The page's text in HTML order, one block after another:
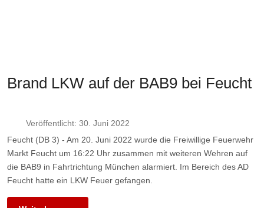
Brand LKW auf der BAB9 bei Feucht
Veröffentlicht: 30. Juni 2022
Feucht (DB 3) - Am 20. Juni 2022 wurde die Freiwillige Feuerwehr
Markt Feucht um 16:22 Uhr zusammen mit weiteren Wehren auf
die BAB9 in Fahrtrichtung München alarmiert. Im Bereich des AD
Feucht hatte ein LKW Feuer gefangen.